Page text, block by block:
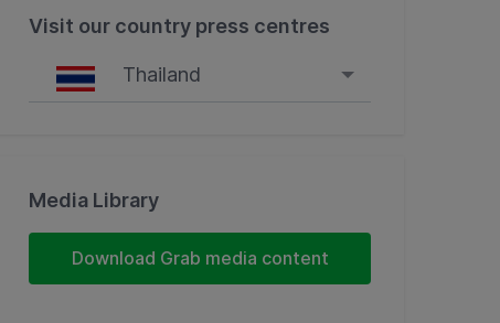
Visit our country press centres
Thailand
Indonesia
Thailand
Media Library
Download Grab media content